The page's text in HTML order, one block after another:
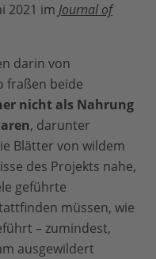
2021 im Journal of
darin von
fraßen beide
nicht als Nahrung
, darunter
Blätter von wildem
des Projekts nahe,
geführte
müssen, wie
– zumindest,
ausgewildert